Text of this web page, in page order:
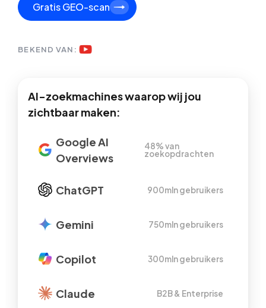
Gratis GEO-scan
BEKEND VAN:
AI-zoekmachines waarop wij jou
zichtbaar maken:
Google AI
Overviews
48% van
zoekopdrachten
ChatGPT 900mln gebruikers
Gemini 750mln gebruikers
Copilot 300mln gebruikers
Claude B2B & Enterprise